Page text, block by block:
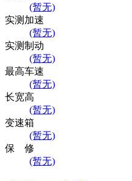
(暂无)
实测加速
(暂无)
实测制动
(暂无)
最高车速
(暂无)
长宽高
(暂无)
变速箱
(暂无)
保 修
(暂无)